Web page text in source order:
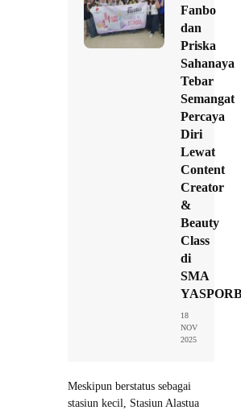
Fanbo
dan
Priska
Sahanaya
Tebar
Semangat
Percaya
Diri
Lewat
Content
Creator
&
Beauty
Class
di
SMA
18
NOV
2025
Meskipun berstatus sebagai
stasiun kecil, Stasiun Alastua